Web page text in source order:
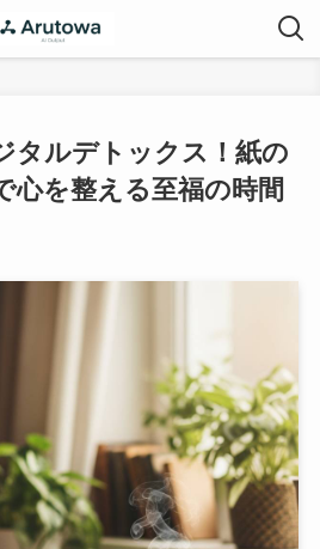
タルデトックス！紙の
心を整える至福の時間